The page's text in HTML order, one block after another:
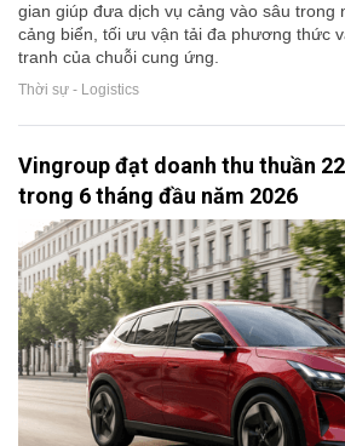
gian giúp đưa dịch vụ cảng vào sâu trong
cảng biển, tối ưu vận tải đa phương thức
tranh của chuỗi cung ứng.
Thời sự - Logistics
Vingroup đạt doanh thu thuần
trong 6 tháng đầu năm 2026